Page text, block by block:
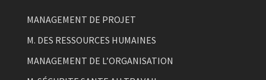
MANAGEMENT DE PROJET
M. DES RESSOURCES HUMAINES
MANAGEMENT DE L’ORGANISATION